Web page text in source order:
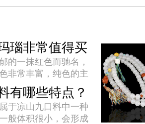
光泽是其他白玉所不
料鉴别有哪些方面?
瑙非常值得买
的一抹红色而驰名，
非常丰富，纯色的主
红，玫瑰红，樱桃红
是指大红色，带有锦
，属于南红中的顶
有哪些特点？
于凉山九口料中一种
般体积很小，会形成